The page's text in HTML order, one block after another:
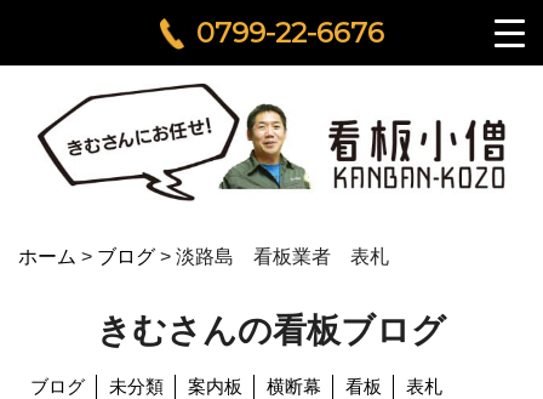
0799-22-6676
ホーム > ブログ > 淡路島 看板業者 表札
きむさんの看板ブログ
ブログ 未分類 案内板 横断幕 看板 表札